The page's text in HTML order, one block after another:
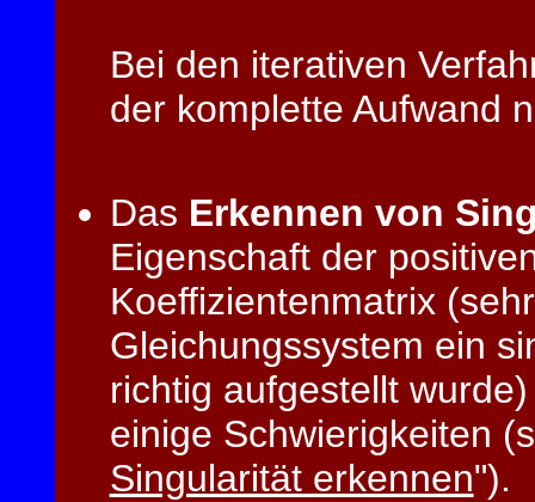
Bei den iterativen
der komplette Aufwand
Das Erkennen von
Eigenschaft der
Koeffizientenmatrix
Gleichungssystem ein
richtig aufgestellt
einige Schwierigkeiten
Singularität erkennen").